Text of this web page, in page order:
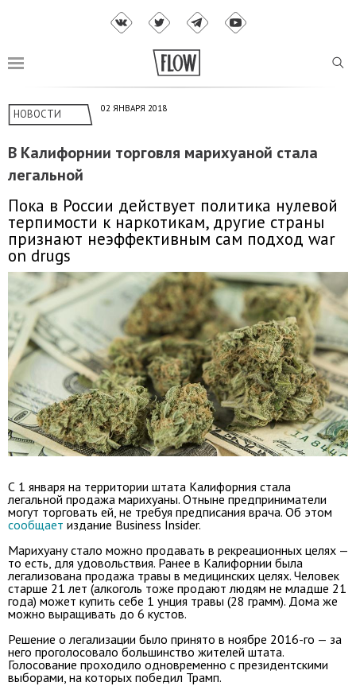
НОВОСТИ 02 ЯНВАРЯ 2018
В Калифорнии торговля марихуаной стала
легальной
Пока в России действует политика нулевой
терпимости к наркотикам, другие страны
признают неэффективным сам подход war
on drugs
С 1 января на территории штата Калифорния стала
легальной продажа марихуаны. Отныне предприниматели
могут торговать ей, не требуя предписания врача. Об этом
сообщает издание Business Insider.
Марихуану стало можно продавать в рекреационных целях —
то есть, для удовольствия. Ранее в Калифорнии была
легализована продажа травы в медицинских целях. Человек
старше 21 лет (алкоголь тоже продают людям не младше 21
года) может купить себе 1 унция травы (28 грамм). Дома же
можно выращивать до 6 кустов.
Решение о легализации было принято в ноябре 2016-го — за
него проголосовало большинство жителей штата.
Голосование проходило одновременно с президентскими
выборами, на которых победил Трамп.